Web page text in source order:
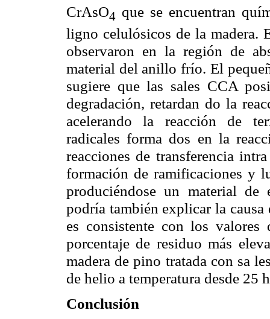
CrAsO4 que se encuentran
ligno celulósicos de la madera.
observaron en la región de
material del anillo frío. El
sugiere que las sales CCA
degradación, retardan do la
acelerando la reacción de
radicales forma dos en la
reacciones de transferencia
formación de ramificaciones y
produciéndose un material
podría también explicar la
es consistente con los
porcentaje de residuo más
madera de pino tratada con sa
de helio a temperatura desde
Conclusión